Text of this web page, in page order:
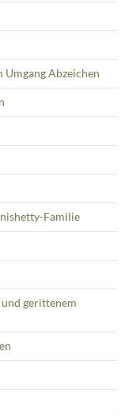
Abzeichen
Familie
gerittenem